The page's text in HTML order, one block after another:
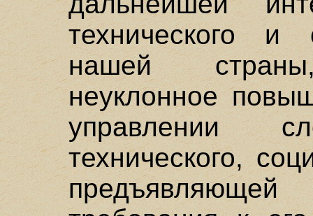
технического и
нашей
неуклонное
управлении
технического,